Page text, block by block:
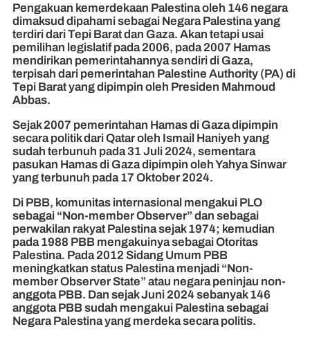
Pengakuan kemerdekaan Palestina oleh 146 negara
dimaksud dipahami sebagai Negara Palestina yang
terdiri dari Tepi Barat dan Gaza. Akan tetapi usai
pemilihan legislatif pada 2006, pada 2007 Hamas
mendirikan pemerintahannya sendiri di Gaza,
terpisah dari pemerintahan Palestine Authority (PA) di
Tepi Barat yang dipimpin oleh Presiden Mahmoud
Abbas.
Sejak 2007 pemerintahan Hamas di Gaza dipimpin
secara politik dari Qatar oleh Ismail Haniyeh yang
sudah terbunuh pada 31 Juli 2024, sementara
pasukan Hamas di Gaza dipimpin oleh Yahya Sinwar
yang terbunuh pada 17 Oktober 2024.
Di PBB, komunitas internasional mengakui PLO
sebagai “Non-member Observer” dan sebagai
perwakilan rakyat Palestina sejak 1974; kemudian
pada 1988 PBB mengakuinya sebagai Otoritas
Palestina. Pada 2012 Sidang Umum PBB
meningkatkan status Palestina menjadi “Non-
member Observer State” atau negara peninjau non-
anggota PBB. Dan sejak Juni 2024 sebanyak 146
anggota PBB sudah mengakui Palestina sebagai
Negara Palestina yang merdeka secara politis.